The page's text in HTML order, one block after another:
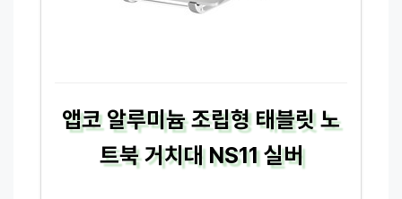
앱코 알루미늄 조립형 태블릿 노
트북 거치대 NS11 실버